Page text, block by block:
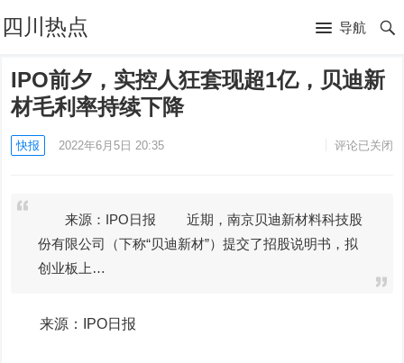
四川热点 导航
IPO前夕，实控人狂套现超1亿，贝迪新
材毛利率持续下降
快报 2022年6月5日 20:35 评论已关闭
来源：IPO日报 近期，南京贝迪新材料科技股
份有限公司（下称“贝迪新材”）提交了招股说明书，拟
创业板上…
来源：IPO日报